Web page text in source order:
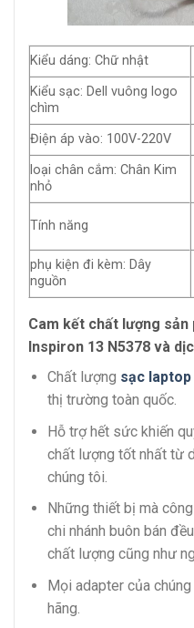
Kiểu dáng: Chữ nhật
Kiểu sạc: Dell vuông logo
chìm
Điện áp vào: 100V-220V
loại chân cắm: Chân Kim
nhỏ
Tính năng
phụ kiện đi kèm: Dây
nguồn
Cam kết chất lượng sản
Inspiron 13 N5378 và
Chất lượng sạc laptop
thị trường toàn quốc.
Hỗ trợ hết sức khiến
chất lượng tốt nhất từ
chúng tôi.
Những thiết bị mà
chi nhánh buôn bán
chất lượng cũng như
Mọi adapter của
hãng.